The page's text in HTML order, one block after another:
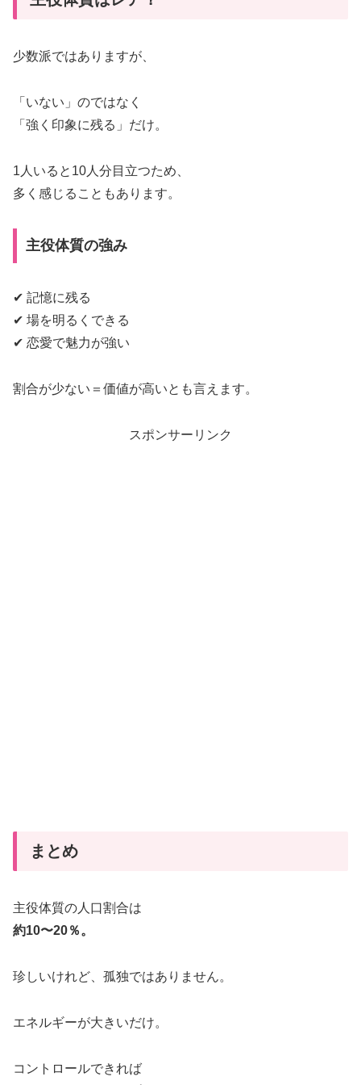
少数派ではありますが、
「いない」のではなく
「強く印象に残る」だけ。
1人いると10人分目立つため、
多く感じることもあります。
主役体質の強み
✔ 記憶に残る
✔ 場を明るくできる
✔ 恋愛で魅力が強い
割合が少ない＝価値が高いとも言えます。
スポンサーリンク
まとめ
主役体質の人口割合は
約10〜20％。
珍しいけれど、孤独ではありません。
エネルギーが大きいだけ。
コントロールできれば